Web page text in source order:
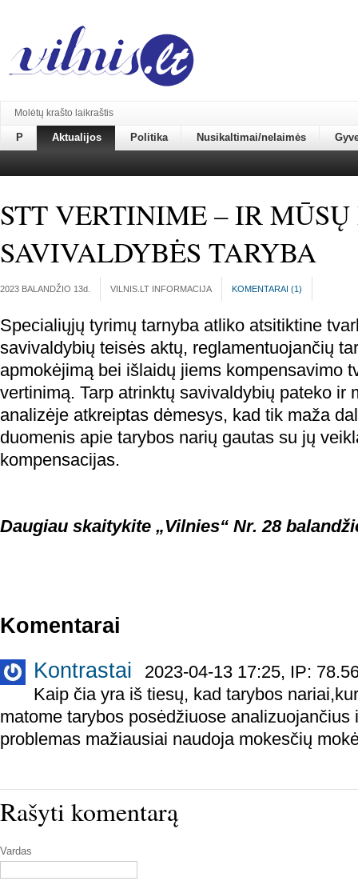
Molėtų krašto laikraštis
P Aktualijos Politika Nusikaltimai/nelaimės
STT VERTINIME – IR MŪSŲ
SAVIVALDYBĖS TARYBA
2023 BALANDŽIO 13d. VILNIS.LT INFORMACIJA KOMENTARAI (1)
Specialiųjų tyrimų tarnyba atliko atsitiktine
savivaldybių teisės aktų, reglamentuojančių
apmokėjimą bei išlaidų jiems kompensavimo
vertinimą. Tarp atrinktų savivaldybių pateko ir
analizėje atkreiptas dėmesys, kad tik maža
duomenis apie tarybos narių gautas su jų
kompensacijas.
Daugiau skaitykite „Vilnies“ Nr. 28
Komentarai
Kontrastai
2023-04-13 17:25, IP:
Kaip čia yra iš tiesų, kad tarybos
matome tarybos posėdžiuose analizuojančius
problemas mažiausiai naudoja mokesčių
Rašyti komentarą
Vardas